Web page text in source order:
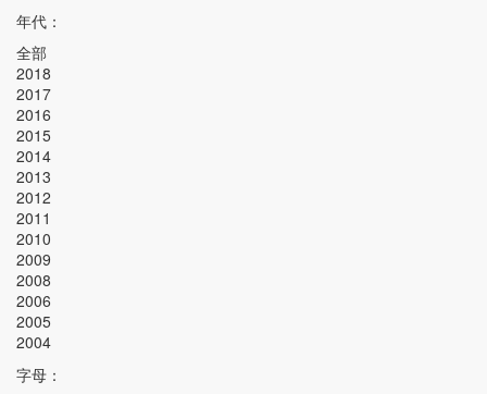
年代：
全部
2018
2017
2016
2015
2014
2013
2012
2011
2010
2009
2008
2006
2005
2004
字母：